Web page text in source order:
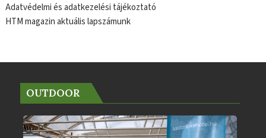
Adatvédelmi és adatkezelési tájékoztató
HTM magazin aktuális lapszámunk
OUTDOOR